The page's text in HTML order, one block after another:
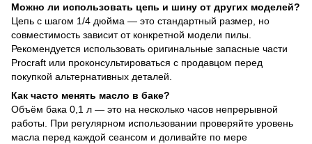
Можно ли использовать цепь и шину от других моделей?
Цепь с шагом 1/4 дюйма — это стандартный размер, но
совместимость зависит от конкретной модели пилы.
Рекомендуется использовать оригинальные запасные части
Procraft или проконсультироваться с продавцом перед
покупкой альтернативных деталей.
Как часто менять масло в баке?
Объём бака 0,1 л — это на несколько часов непрерывной
работы. При регулярном использовании проверяйте уровень
масла перед каждой сеансом и доливайте по мере